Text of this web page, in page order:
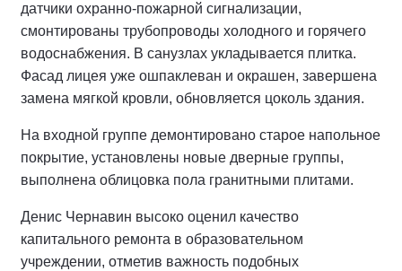
датчики охранно-пожарной сигнализации,
смонтированы трубопроводы холодного и горячего
водоснабжения. В санузлах укладывается плитка.
Фасад лицея уже ошпаклеван и окрашен, завершена
замена мягкой кровли, обновляется цоколь здания.
На входной группе демонтировано старое напольное
покрытие, установлены новые дверные группы,
выполнена облицовка пола гранитными плитами.
Денис Чернавин высоко оценил качество
капитального ремонта в образовательном
учреждении, отметив важность подобных